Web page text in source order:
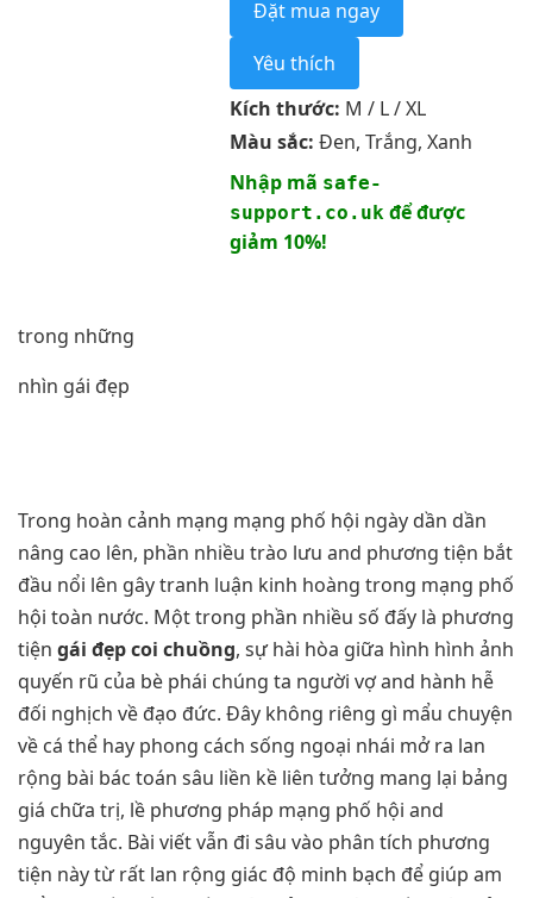
Đặt mua ngay
Yêu thích
Kích thước: M / L / XL
Màu sắc: Đen, Trắng, Xanh
Nhập mã safe-
support.co.ukđể được
giảm 10%!
trong những
nhìn gái đẹp
Trong hoàn cảnh mạng mạng phố hội ngày dần dần
nâng cao lên, phần nhiều trào lưu and phương tiện bắt
đầu nổi lên gây tranh luận kinh hoàng trong mạng phố
hội toàn nước. Một trong phần nhiều số đấy là phương
tiện gái đẹp coi chuồng, sự hài hòa giữa hình hình ảnh
quyến rũ của bè phái chúng ta người vợ and hành hễ
đối nghịch về đạo đức. Đây không riêng gì mẩu chuyện
về cá thể hay phong cách sống ngoại nhái mở ra lan
rộng bài bác toán sâu liền kề liên tưởng mang lại bảng
giá chữa trị, lề phương pháp mạng phố hội and
nguyên tắc. Bài viết vẫn đi sâu vào phân tích phương
tiện này từ rất lan rộng giác độ minh bạch để giúp am